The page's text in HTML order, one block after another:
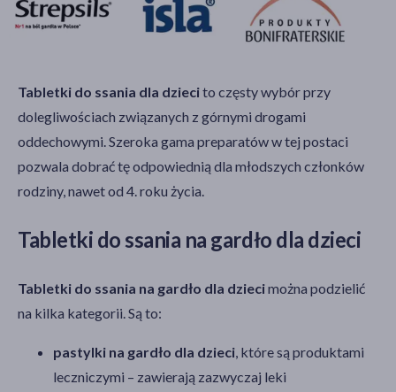
Tabletki do ssania dla dziecito częsty wybór przy
dolegliwościach związanych z górnymi drogami
oddechowymi. Szeroka gama preparatów w tej postaci
pozwala dobrać tę odpowiednią dla młodszych członków
rodziny, nawet od 4. roku życia.
Tabletki do ssania na gardło dla dzieci
Tabletki do ssania na gardło dla dziecimożna podzielić
na kilka kategorii. Są to:
pastylki na gardło dla dzieci, które są produktami
leczniczymi – zawierają zazwyczaj leki